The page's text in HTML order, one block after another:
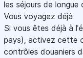
les séjours de
Vous voyagez déjà
Si vous êtes déjà à
pays), activez cette
contrôles douaniers